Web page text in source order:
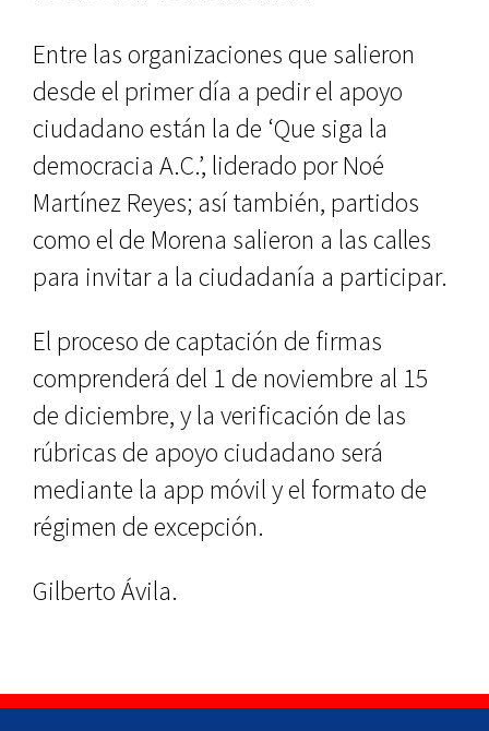
Entre las organizaciones que salieron
desde el primer día a pedir el apoyo
ciudadano están la de ‘Que siga la
democracia A.C.’, liderado por Noé
Martínez Reyes; así también, partidos
como el de Morena salieron a las calles
para invitar a la ciudadanía a participar.
El proceso de captación de firmas
comprenderá del 1 de noviembre al 15
de diciembre, y la verificación de las
rúbricas de apoyo ciudadano será
mediante la app móvil y el formato de
régimen de excepción.
Gilberto Ávila.